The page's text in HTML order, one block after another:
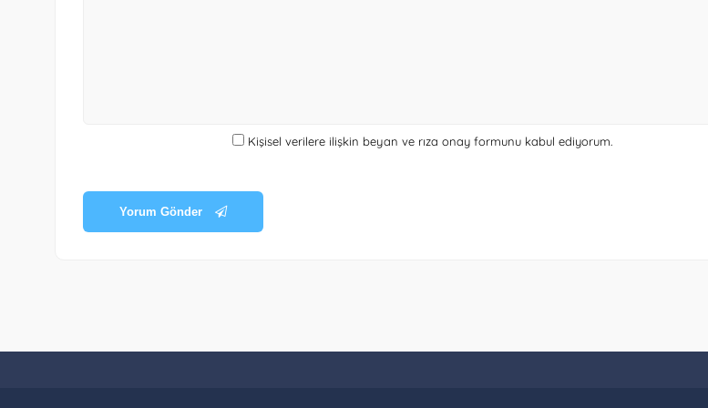
Kişisel verilere ilişkin beyan ve rıza onay formunukabul ediyorum.
Yorum Gönder